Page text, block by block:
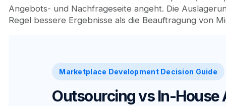
Angebots- und Nachfrageseite angeht. Die
Regel bessere Ergebnisse als die Beauftragung von
Marketplace Development Decision Guide
Outsourcing vs In-House